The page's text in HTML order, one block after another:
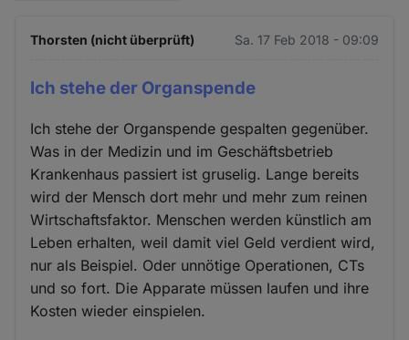
Thorsten (nicht überprüft) Sa. 17 Feb 2018 - 09:09
Ich stehe der Organspende
Ich stehe der Organspende gespalten gegenüber.
Was in der Medizin und im Geschäftsbetrieb
Krankenhaus passiert ist gruselig. Lange bereits
wird der Mensch dort mehr und mehr zum reinen
Wirtschaftsfaktor. Menschen werden künstlich am
Leben erhalten, weil damit viel Geld verdient wird,
nur als Beispiel. Oder unnötige Operationen, CTs
und so fort. Die Apparate müssen laufen und ihre
Kosten wieder einspielen.